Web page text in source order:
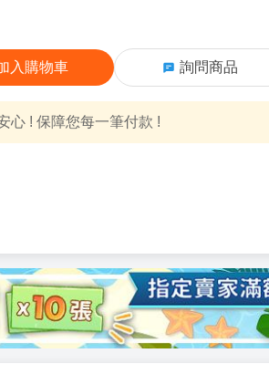
入購物車 詢問商品
心 ! 保障您每一筆付款 !